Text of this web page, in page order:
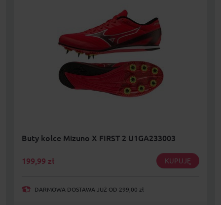
Buty kolce Mizuno X FIRST 2 U1GA233003
199,99 zł KUPUJĘ
DARMOWA DOSTAWA JUŻ OD 299,00 zł